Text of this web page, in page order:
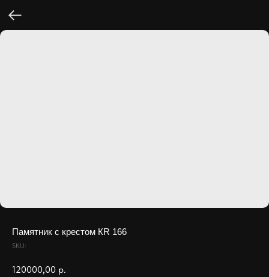
Памятник с крестом КR 166
SKU:
120000,00 р.